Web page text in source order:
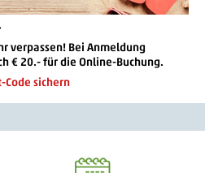
verpassen! Bei Anmeldung
€ 20.- für die Online-Buchung.
sichern